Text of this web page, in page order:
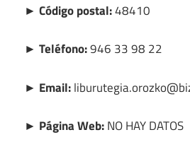
► Código postal:48410
► Teléfono:946 33 98 22
► Email:
► Página Web:NO HAY DATOS